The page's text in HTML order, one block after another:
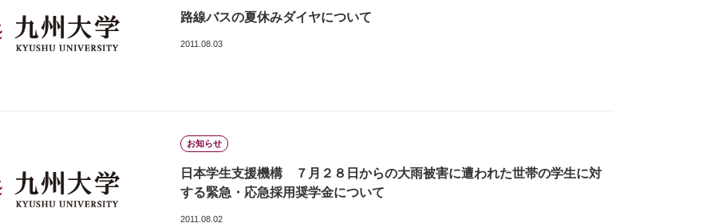
路線バスの夏休みダイヤについて
2011.08.03
お知らせ
日本学生支援機構 ７月２８日からの大雨被害に遭われた世帯の学生に対
する緊急・応急採用奨学金について
2011.08.02